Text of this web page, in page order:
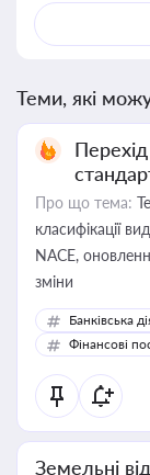
Теми, які
Про що тема:
класифікації
NACE,
зміни
Банківська
Фінансові
Земельні